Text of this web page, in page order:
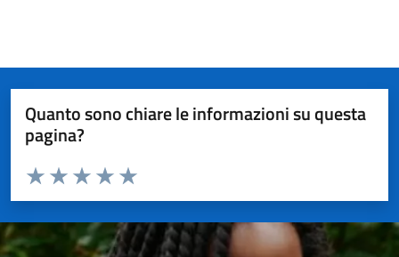
Quanto sono chiare le informazioni su questa
pagina?
Valuta da 1 a 5 stelle la pagina
Valuta 5 stelle su 5
Valuta 4 stelle su 5
Valuta 3 stelle su 5
Valuta 2 stelle su 5
Valuta 1 stelle su 5